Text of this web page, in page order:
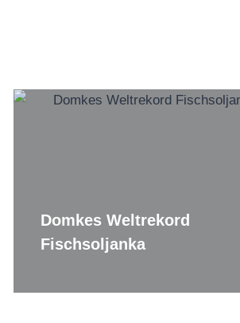
Domkes Weltrekord
Fischsoljanka